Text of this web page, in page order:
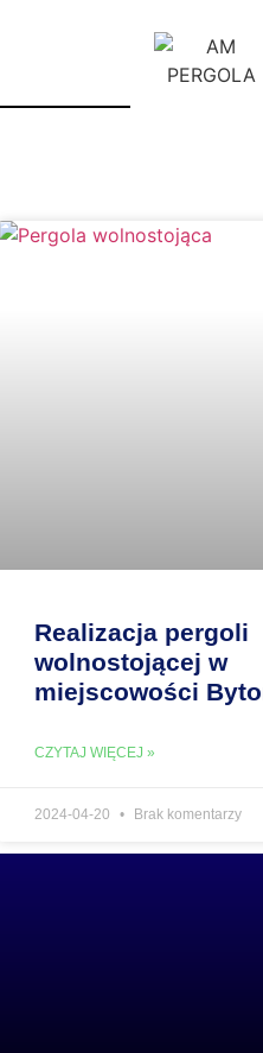
konstrukcji z
systemem
REALIZACJA DO 4
Realizacja pergoli
wolnostojącej w
miejscowości
CZYTAJ WIĘCEJ »
2024-04-20 Brak komentarzy